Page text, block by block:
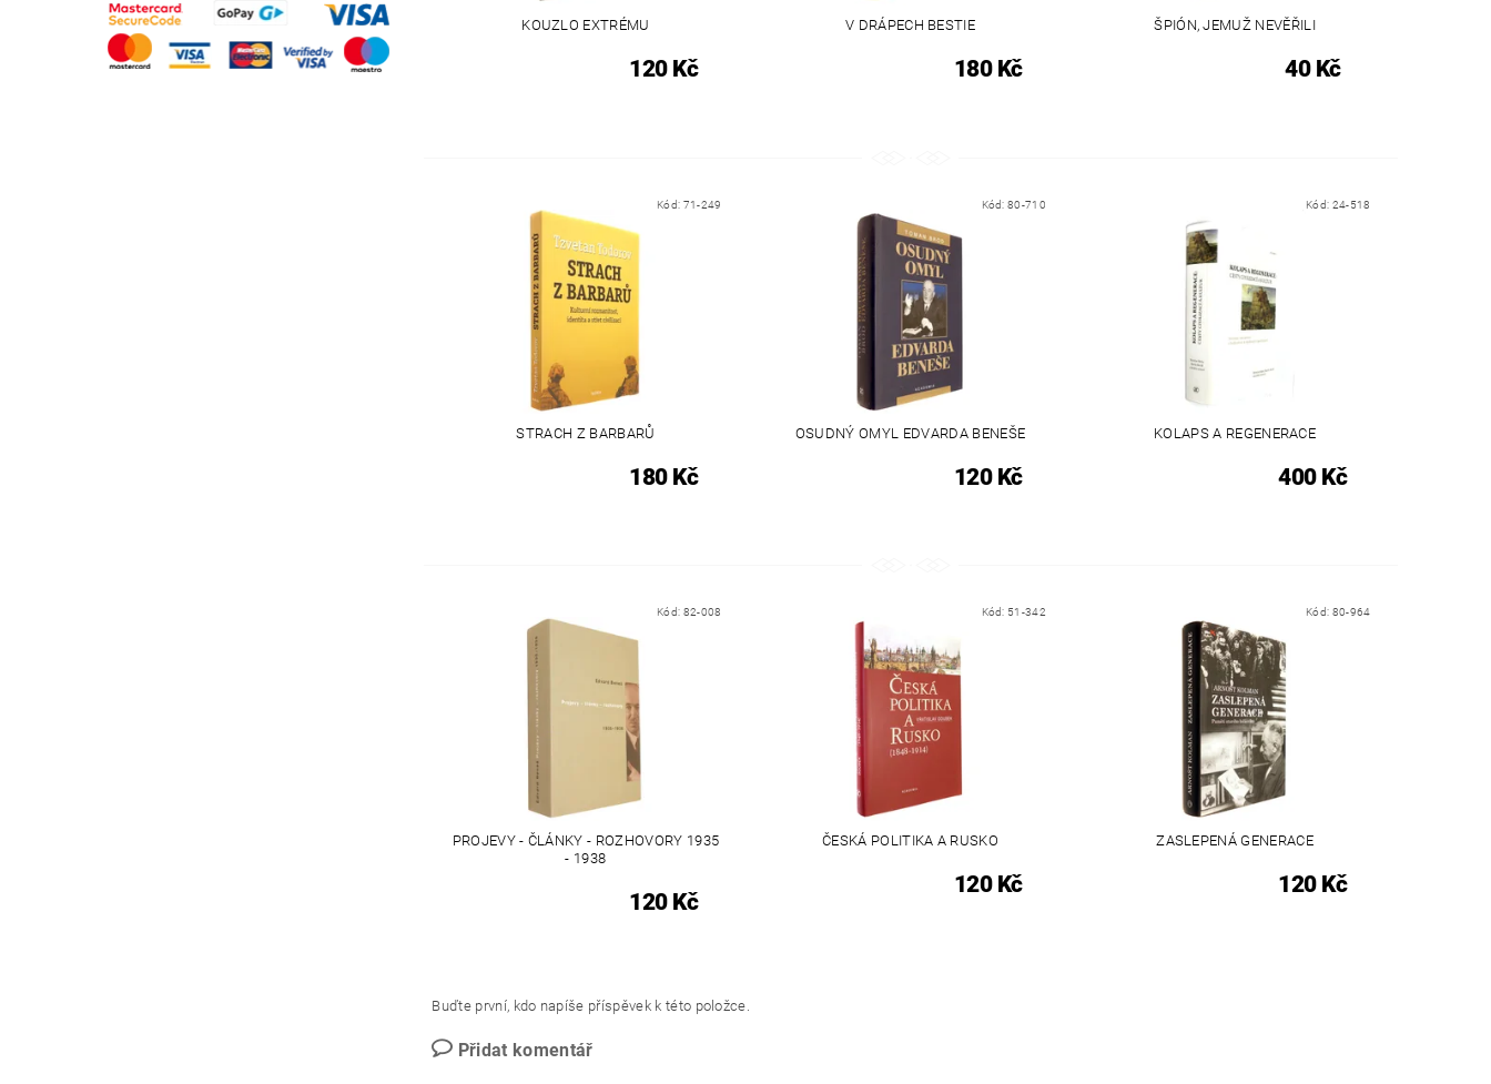
KOUZLO EXTRÉMU
120 Kč
V DRÁPECH BESTIE
180 Kč
ŠPIÓN, JEMUŽ NEVĚŘILI
40 Kč
Kód: 71-249
STRACH Z BARBARŮ
180 Kč
Kód:80-710
OSUDNÝ OMYL EDVARDA BENEŠE
120 Kč
Kód: 24-518
KOLAPS A REGENERACE
400 Kč
Kód: 82-008
PROJEVY - ČLÁNKY - ROZHOVORY 1935
- 1938
120 Kč
Kód: 51-342
ČESKÁ POLITIKA A RUSKO
120 Kč
Kód: 80-964
ZASLEPENÁ GENERACE
120 Kč
Buďte první, kdo napíše příspěvek k této položce.
Přidat komentář